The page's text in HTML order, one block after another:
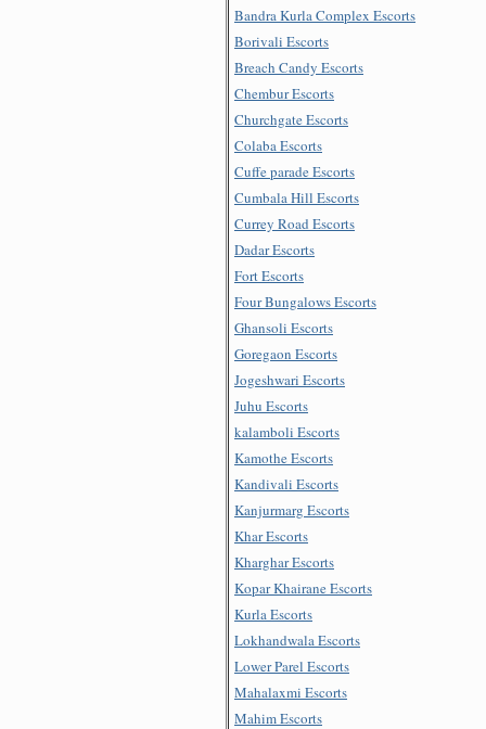
Bandra Kurla Complex Escorts
Borivali Escorts
Breach Candy Escorts
Chembur Escorts
Churchgate Escorts
Colaba Escorts
Cuffe parade Escorts
Cumbala Hill Escorts
Currey Road Escorts
Dadar Escorts
Fort Escorts
Four Bungalows Escorts
Ghansoli Escorts
Goregaon Escorts
Jogeshwari Escorts
Juhu Escorts
kalamboli Escorts
Kamothe Escorts
Kandivali Escorts
Kanjurmarg Escorts
Khar Escorts
Kharghar Escorts
Kopar Khairane Escorts
Kurla Escorts
Lokhandwala Escorts
Lower Parel Escorts
Mahalaxmi Escorts
Mahim Escorts